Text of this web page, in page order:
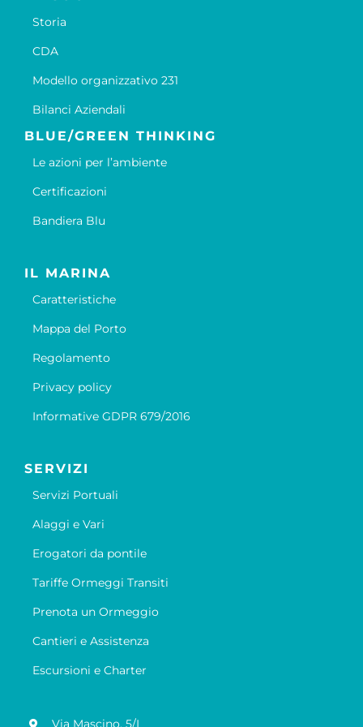
Storia
CDA
Modello organizzativo 231
Bilanci Aziendali
BLUE/GREEN THINKING
Le azioni per l’ambiente
Certificazioni
Bandiera Blu
IL MARINA
Caratteristiche
Mappa del Porto
Regolamento
Privacy policy
Informative GDPR 679/2016
SERVIZI
Servizi Portuali
Alaggi e Vari
Erogatori da pontile
Tariffe Ormeggi Transiti
Prenota un Ormeggio
Cantieri e Assistenza
Escursioni e Charter